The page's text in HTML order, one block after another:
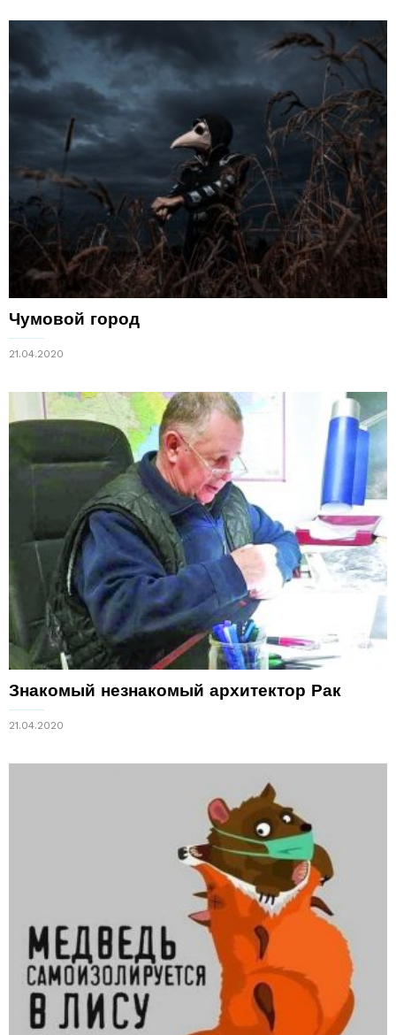
Чумовой город
21.04.2020
Знакомый незнакомый архитектор Рак
21.04.2020